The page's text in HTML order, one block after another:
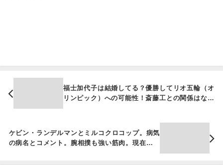
福士加代子は結婚してる？優勝してリオ五輪（オ
リンピック）への可能性！斎藤工との関係はな
い？（彼氏ではない）
ケビン・ランデルマンとミルコクロコップ。病気
の病名とコメント。腕相撲も強い筋肉。現在のベ
ンチプレスは？